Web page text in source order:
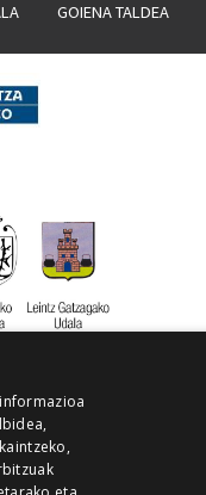
GOIENA TALDEA